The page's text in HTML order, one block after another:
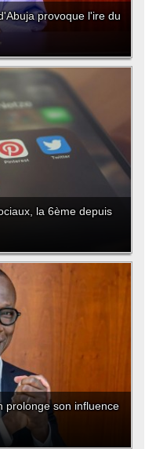
provoque l'ire du
la 6ème depuis
prolonge son influence